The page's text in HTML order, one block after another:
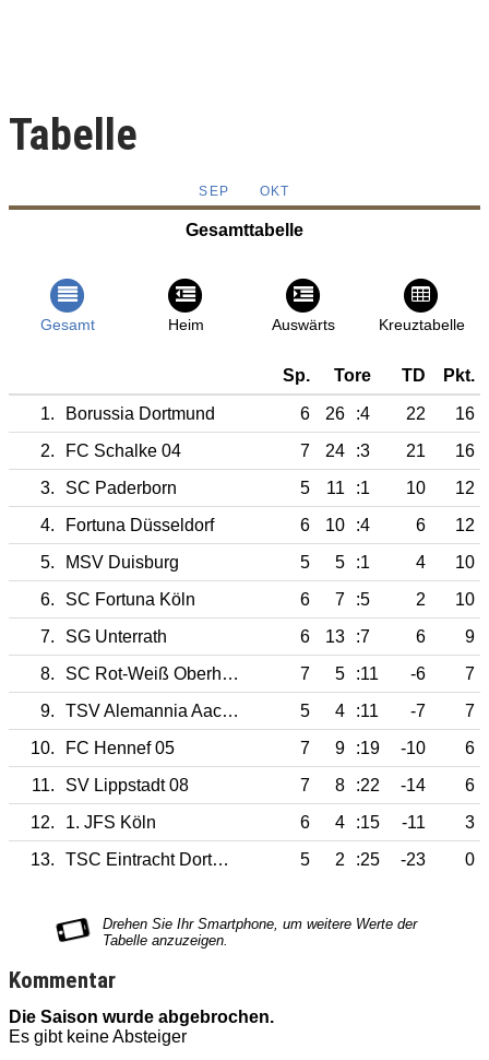
Tabelle
SEP OKT
Gesamttabelle
Gesamt Heim Auswärts Kreuztabelle
Sp. Tore TD Pkt.
1. Borussia Dortmund 6 26 :4 22
16
2.
FC Schalke 04 7 24 :3 21
16
3.
SC Paderborn 5 11 :1 10
12
4.
Fortuna Düsseldorf 6 10 :4 6
12
5.
MSV Duisburg 5 5 :1 4
10
6.
SC Fortuna Köln 6 7 :5 2
10
7.
SG Unterrath 6 13 :7 6
9
8.
SC Rot-Weiß Oberhausen 7 5 :11 -6
7
9.
TSV Alemannia Aachen 5 4 :11 -7
7
10.
FC Hennef 05 7 9 :19 -10
6
11.
SV Lippstadt 08 7 8 :22 -14
6
12.
1. JFS Köln 6 4 :15 -11
3
13.
TSC Eintracht Dortmund 5 2 :25 -23 0
Kommentar
Die Saison wurde abgebrochen.
Es gibt keine Absteiger